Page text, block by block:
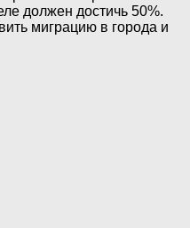
должен достичь 50%.
миграцию в города и